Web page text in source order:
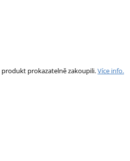
produkt prokazatelně zakoupili.Více info.